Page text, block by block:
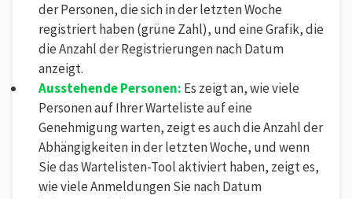
der Personen, die sich in der letzten Woche
registriert haben (grüne Zahl), und eine Grafik, die
die Anzahl der Registrierungen nach Datum
anzeigt.
Ausstehende Personen: Es zeigt an, wie viele
Personen auf Ihrer Warteliste auf eine
Genehmigung warten, zeigt es auch die Anzahl der
Abhängigkeiten in der letzten Woche, und wenn
Sie das Wartelisten-Tool aktiviert haben, zeigt es,
wie viele Anmeldungen Sie nach Datum